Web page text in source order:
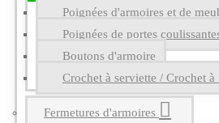
Poignées d'armoires et de
Poignées de portes
Boutons d'armoire
Crochet à serviette / Crochet à
Fermetures d'armoires